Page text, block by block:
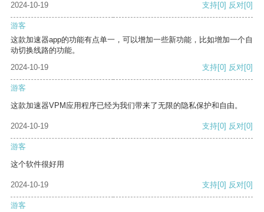
2024-10-19 支持[0] 反对[0]
游客
这款加速器app的功能有点单一，可以增加一些新功能，比如增加一个自
动切换线路的功能。
2024-10-19
支持[0] 反对[0]
游客
这款加速器VPM应用程序已经为我们带来了无限的隐私保护和自由。
2024-10-19 支持[0] 反对[0]
游客
这个软件很好用
2024-10-19 支持[0] 反对[0]
游客